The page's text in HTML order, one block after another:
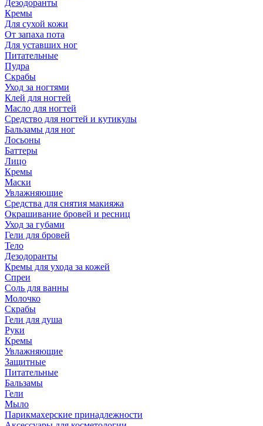
Дезодоранты
Кремы
Для сухой кожи
От запаха пота
Для уставших ног
Питательные
Пудра
Скрабы
Уход за ногтями
Клей для ногтей
Масло для ногтей
Средство для ногтей и кутикулы
Бальзамы для ног
Лосьоны
Баттеры
Лицо
Кремы
Маски
Увлажняющие
Средства для снятия макияжа
Окрашивание бровей и ресниц
Уход за губами
Гели для бровей
Тело
Дезодоранты
Кремы для ухода за кожей
Спреи
Соль для ванны
Молочко
Скрабы
Гели для душа
Руки
Кремы
Увлажняющие
Защитные
Питательные
Бальзамы
Гели
Мыло
Парикмахерские принадлежности